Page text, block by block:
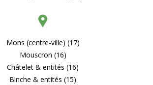
Mons (centre-ville) (17)
Mouscron (16)
Châtelet & entités (16)
Binche & entités (15)